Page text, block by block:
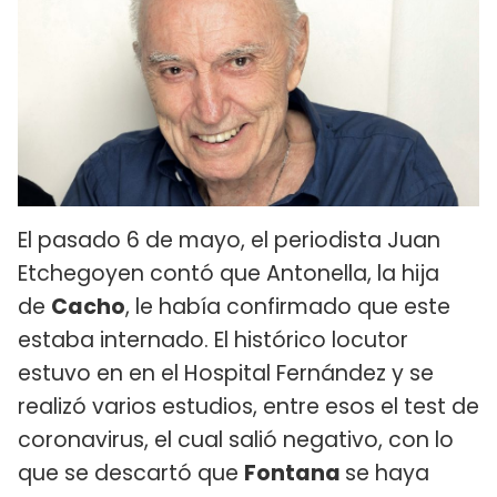
El pasado 6 de mayo, el periodista Juan
Etchegoyen contó que Antonella, la hija
de Cacho, le había confirmado que este
estaba internado. El histórico locutor
estuvo en en el Hospital Fernández y se
realizó varios estudios, entre esos el test de
coronavirus, el cual salió negativo, con lo
que se descartó que Fontana se haya